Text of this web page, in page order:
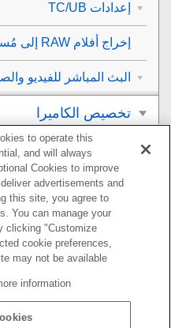
إعدادات TC/UB
إخراج أفلام RAW إلى مُسجل RAW خارجي
البث المباشر للفيديو
تخصيص الكاميرا
العرض
تغيير إعدادات الكاميرا
الوظائف المتاحة
استخدام كمبيوتر
استخدام خدمة
to operate this
and will always
Cookies to improve
advertisements and
this site, you agree to
You can manage your
clicking "Customize
cookie preferences,
may not be available.
information.